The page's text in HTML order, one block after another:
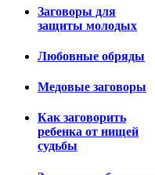
Заговоры для
защиты молодых
Любовные обряды
Медовые заговоры
Как заговорить
ребенка от нищей
судьбы